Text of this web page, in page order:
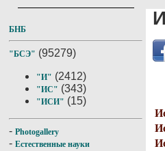
БНБ
"БСЭ" (95279)
"И" (2412)
"ИС" (343)
"ИСИ" (15)
- Photogallery
- Естественные науки